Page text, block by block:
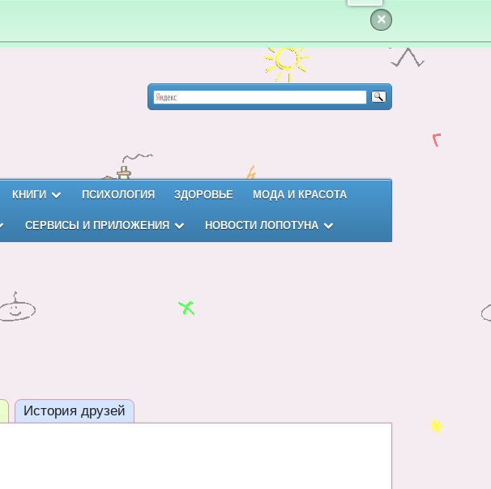
×
КНИГИ ПСИХОЛОГИЯ ЗДОРОВЬЕ МОДА И КРАСОТА
СЕРВИСЫ И ПРИЛОЖЕНИЯ НОВОСТИ ЛОПОТУНА
История друзей